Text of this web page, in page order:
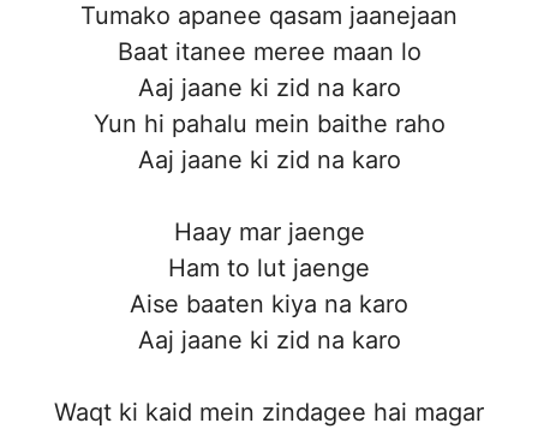
Tumako apanee qasam jaanejaan
Baat itanee meree maan lo
Aaj jaane ki zid na karo
Yun hi pahalu mein baithe raho
Aaj jaane ki zid na karo
Haay mar jaenge
Ham to lut jaenge
Aise baaten kiya na karo
Aaj jaane ki zid na karo
Waqt ki kaid mein zindagee hai magar